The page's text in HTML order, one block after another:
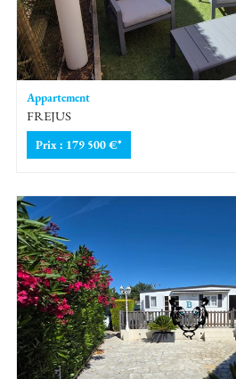
Appartement
FREJUS
Prix : 179 500 €*